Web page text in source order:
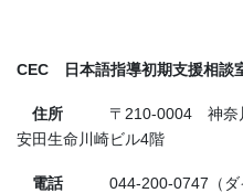
CEC 日本語指導初期支援相
住所 〒210-0004 神奈
安田生命川崎ビル4階
電話 044‐200-0747（ダ